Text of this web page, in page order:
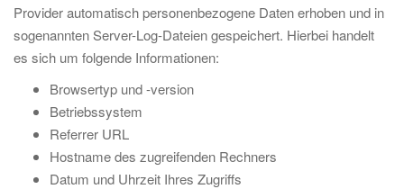
Provider automatisch personenbezogene Daten erhoben und in
sogenannten Server-Log-Dateien gespeichert. Hierbei handelt
es sich um folgende Informationen:
Browsertyp und -version
Betriebssystem
Referrer URL
Hostname des zugreifenden Rechners
Datum und Uhrzeit Ihres Zugriffs